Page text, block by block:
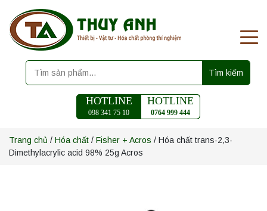
Tìm kiếm
HOTLINE
098 341 75 10
HOTLINE
0764 999 444
Trang chủ / Hóa chất / Fisher + Acros / Hóa chất trans-2,3-
Dimethylacrylic acid 98% 25g Acros